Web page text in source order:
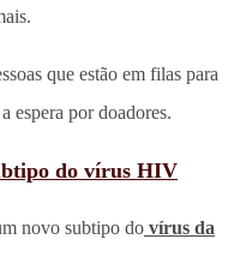
que estão em filas para
espera por doadores.
do vírus HIV
novo subtipo do vírus da